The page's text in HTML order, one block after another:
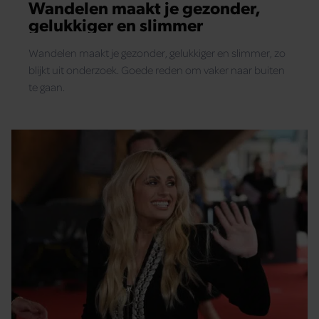
Wandelen maakt je gezonder,
gelukkiger en slimmer
Wandelen maakt je gezonder, gelukkiger en slimmer, zo
blijkt uit onderzoek. Goede reden om vaker naar buiten
te gaan.